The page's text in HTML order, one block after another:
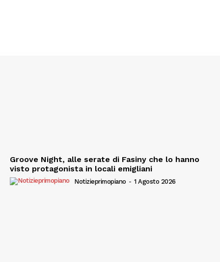
Groove Night, alle serate di Fasiny che lo hanno
visto protagonista in locali emigliani
Notizieprimopiano - 1 Agosto 2026